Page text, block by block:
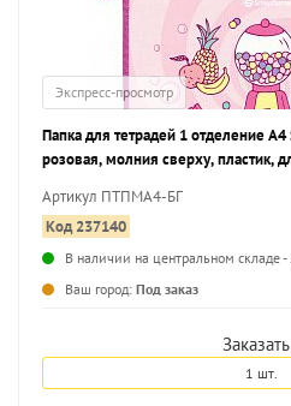
Экспресс-просмотр
Папка для тетрадей 1 отделение
розовая, молния сверху, пластик,
Артикул ПТПМА4-БГ
Код 237140
В наличии на центральном складе
Ваш город: Под заказ
1 шт.